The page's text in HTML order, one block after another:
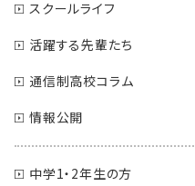
スクールライフ
活躍する先輩たち
通信制高校コラム
情報公開
中学1・2年生の方